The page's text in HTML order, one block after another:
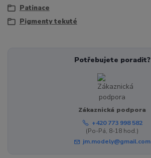
Patinace
Pigmenty tekuté
Potřebujete poradit?
Zákaznická podpora
+420 773 998 582
(Po-Pá, 8-18 hod.)
jm.modely@gmail.com